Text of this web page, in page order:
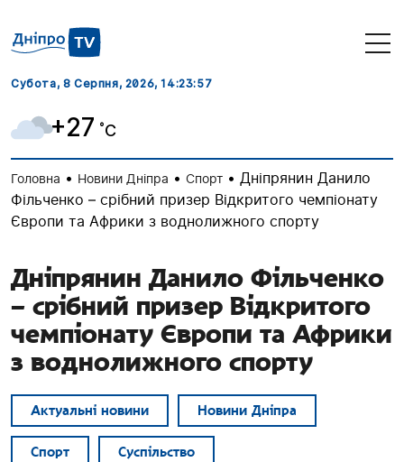
Субота, 8 Серпня, 2026, 14:23:58
+27 ˚C
Головна • Новини Дніпра • Спорт • Дніпрянин Данило
Фільченко – срібний призер Відкритого чемпіонату
Європи та Африки з воднолижного спорту
Дніпрянин Данило Фільченко
– срібний призер Відкритого
чемпіонату Європи та Африки
з воднолижного спорту
Актуальні новини Новини Дніпра
Спорт Суспільство